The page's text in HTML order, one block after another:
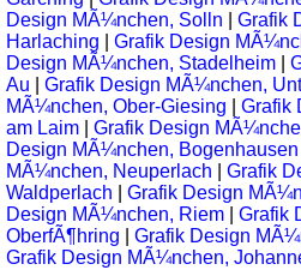
Design MÃ¼nchen, Solln
Grafik
Harlaching
Grafik Design
Design MÃ¼nchen, Stadelheim
Au
Grafik Design MÃ¼nchen,
MÃ¼nchen, Ober-Giesing
Grafik
am Laim
Grafik Design
Design MÃ¼nchen, Bogenhausen
MÃ¼nchen, Neuperlach
Grafik
Waldperlach
Grafik Design
Design MÃ¼nchen, Riem
Grafik
OberfÃ¶hring
Grafik Design
Grafik Design MÃ¼nchen,